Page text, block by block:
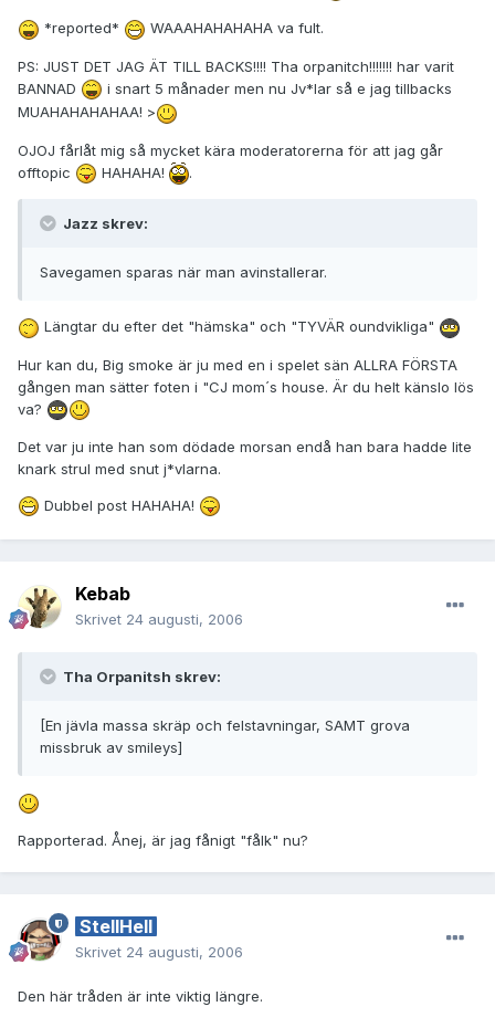
*reported* WAAAHAHAHAHA va fult.
PS: JUST DET JAG ÄT TILL BACKS!!!! Tha orpanitch!!!!!!! har varit
BANNAD
i snart 5 månader men nu Jv*lar så e jag tillbacks
MUAHAHAHAHAA! >
OJOJ fårlåt mig så mycket kära moderatorerna för att jag går
offtopic
HAHAHA! .
Jazz skrev:
Savegamen sparas när man avinstallerar.
Längtar du efter det "hämska" och "TYVÄR oundvikliga"
Hur kan du, Big smoke är ju med en i spelet sän ALLRA FÖRSTA
gången man sätter foten i "CJ mom´s house. Är du helt känslo lös
va?
Det var ju inte han som dödade morsan endå han bara hadde lite
knark strul med snut j*vlarna.
Dubbel post HAHAHA!
Kebab
Skrivet 24 augusti, 2006
Tha Orpanitsh skrev:
[En jävla massa skräp och felstavningar, SAMT grova
missbruk av smileys]
Rapporterad. Ånej, är jag fånigt "fålk" nu?
StellHell
Skrivet 24 augusti, 2006
Den här tråden är inte viktig längre.